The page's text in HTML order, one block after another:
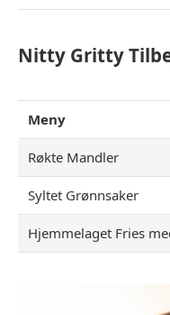
Nitty Gritty
Meny
Røkte Mandler
Syltet Grønnsaker
Hjemmelaget Fries